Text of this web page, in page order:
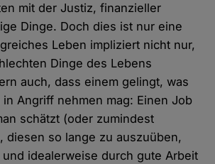
mit der Justiz, finanzieller
Dinge. Doch dies ist nur eine
Leben impliziert nicht nur,
Dinge des Lebens
auch, dass einem gelingt, was
in Angriff nehmen mag: Einen Job
schätzt (oder zumindest
diesen so lange zu auszuüben,
idealerweise durch gute Arbeit